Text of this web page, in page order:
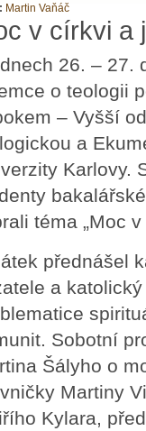
Martin Vaňáč
v církvi a
26. – 27.
o teologii
– Vyšší
a
Karlovy.
téma „Moc
přednášel
a
Sobotní
Šályho o
Martiny
Kylara,